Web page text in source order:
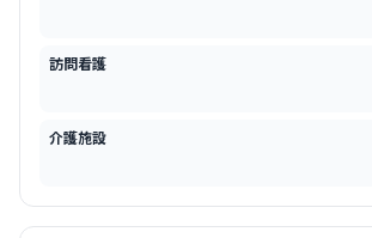
訪問看護
介護施設